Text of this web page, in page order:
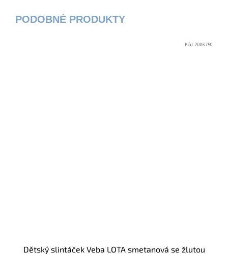
Dětský slintáček Veba LOTA smetanová se žlutou
Kód:2006750